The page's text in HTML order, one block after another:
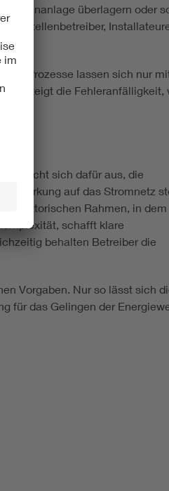
überlagern oder
Prozesse lassen sich nur
steigt die Fehleranfälligkeit,
spricht sich dafür aus, die
Wirkung auf das Stromnetz
Rahmen, in dem
schafft klare
behalten Betreiber die
Vorgaben. Nur so lässt sich
für das Gelingen der